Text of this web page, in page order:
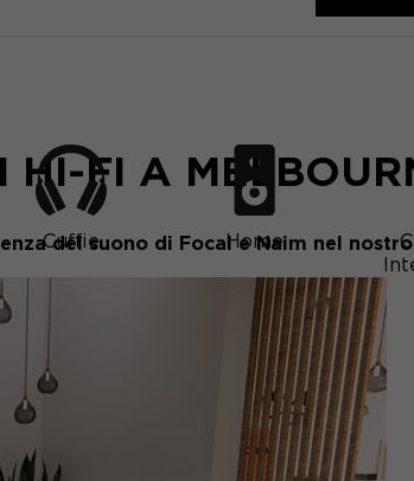
HI-FI A
del suono di Focal e Naim nel
Cuffie Home